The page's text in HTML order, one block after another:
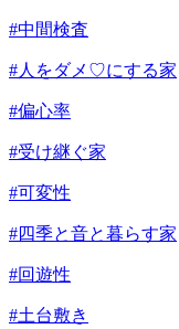
#中間検査
#人をダメ♡にする家
#偏心率
#受け継ぐ家
#可変性
#四季と音と暮らす家
#回遊性
#土台敷き